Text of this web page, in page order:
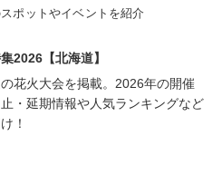
ポットやイベントを紹介
2026【北海道】
花火大会を掲載。2026年の開催
・延期情報や人気ランキングなど
！